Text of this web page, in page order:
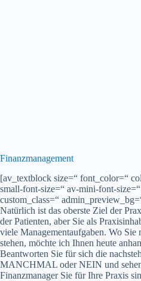
Finanzmanagement
[av_textblock size=“ font_color=“
small-font-size=“ av-mini-font-
custom_class=“
Natürlich ist das oberste Ziel der
der Patienten, aber Sie als
viele Managementaufgaben. Wo Sie
stehen, möchte ich Ihnen heute
Beantworten Sie für sich die
MANCHMAL oder NEIN und
Finanzmanager Sie für Ihre Praxis